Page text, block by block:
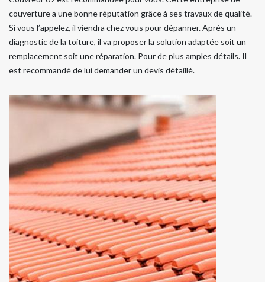
couverture a une bonne réputation grâce à ses travaux de qualité.
Si vous l’appelez, il viendra chez vous pour dépanner. Après un
diagnostic de la toiture, il va proposer la solution adaptée soit un
remplacement soit une réparation. Pour de plus amples détails. Il
est recommandé de lui demander un devis détaillé.